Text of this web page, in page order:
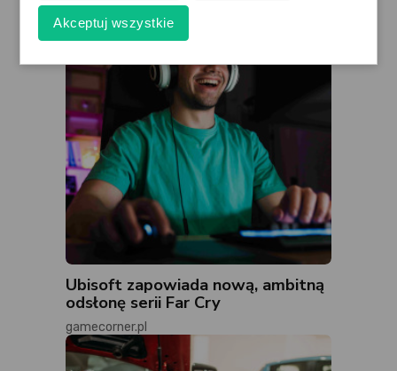
Ubisoft zapowiada nową, ambitną
odsłonę serii Far Cry
gamecorner.pl
Akceptuj wszystkie